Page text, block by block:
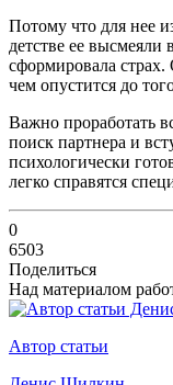
Потому что для нее
детстве ее
сформировала страх.
чем опустится до
Важно проработать
поиск партнера и
психологически
легко справятся
0
6503
Поделиться
Над материалом
Автор статьи